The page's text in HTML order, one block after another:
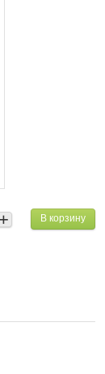
В корзину